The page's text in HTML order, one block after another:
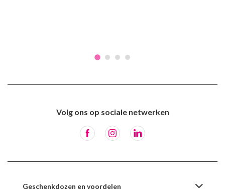
Volg ons op sociale netwerken
Geschenkdozen en voordelen